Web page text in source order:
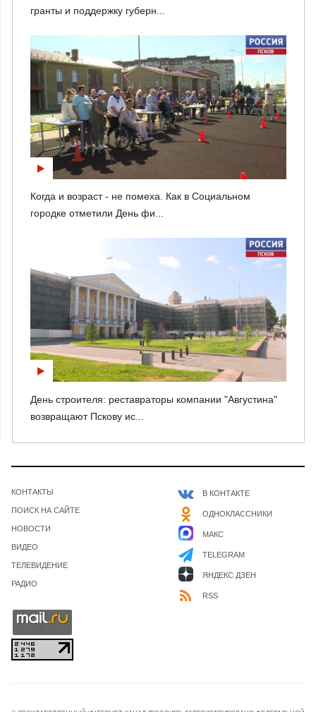
гранты и поддержку губерн...
Когда и возраст - не помеха. Как в Социальном
городке отметили День фи...
День строителя: реставраторы компании "Августина"
возвращают Пскову ис...
КОНТАКТЫ
ПОИСК НА САЙТЕ
НОВОСТИ
ВИДЕО
ТЕЛЕВИДЕНИЕ
РАДИО
В КОНТАКТЕ
ОДНОКЛАССНИКИ
МАКС
TELEGRAM
ЯНДЕКС ДЗЕН
RSS